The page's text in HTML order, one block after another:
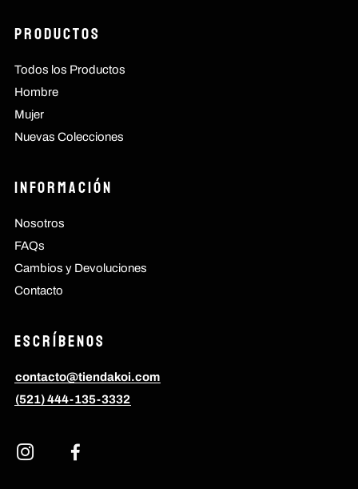
Productos
Todos los Productos
Hombre
Mujer
Nuevas Colecciones
Información
Nosotros
FAQs
Cambios y Devoluciones
Contacto
Escríbenos
contacto@tiendakoi.com
(521) 444-135-3332